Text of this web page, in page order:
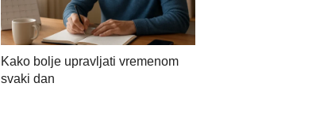
Kako bolje upravljati vremenom
svaki dan